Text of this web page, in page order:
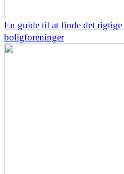
En guide til at finde det
boligforeninger